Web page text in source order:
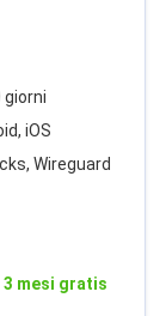
giorni
iOS
Wireguard
3 mesi gratis